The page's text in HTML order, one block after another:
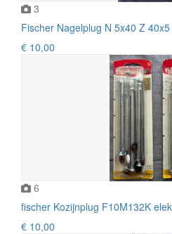
3
Fischer Nagelplug N 5x40 Z
€ 10,00
6
fischer Kozijnplug F10M132K
€ 10,00